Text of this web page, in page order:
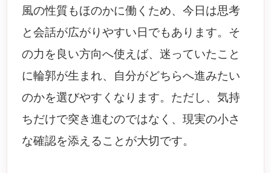
風の性質もほのかに働くため、今日は思考
と会話が広がりやすい日でもあります。そ
の力を良い方向へ使えば、迷っていたこと
に輪郭が生まれ、自分がどちらへ進みたい
のかを選びやすくなります。ただし、気持
ちだけで突き進むのではなく、現実の小さ
な確認を添えることが大切です。